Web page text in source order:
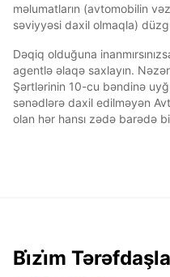
məlumatların (avtomobilin
səviyyəsi daxil olmaqla)
Dəqiq olduğuna
agentlə əlaqə saxlayın.
Şərtlərinin 10-cu bəndinə
sənədlərə daxil edilməyən
olan hər hansı zədə barədə
Bi̇zi̇m